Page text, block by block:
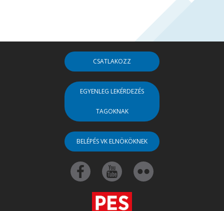
CSATLAKOZZ
EGYENLEG LEKÉRDEZÉS
TAGOKNAK
BELÉPÉS VK ELNÖKÖKNEK